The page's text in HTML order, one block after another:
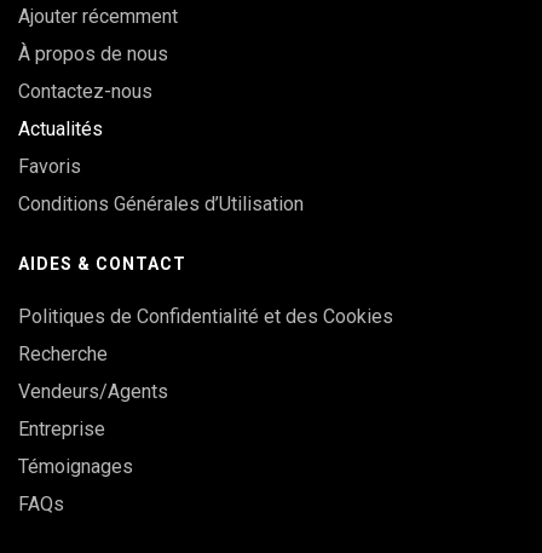
Ajouter récemment
À propos de nous
Contactez-nous
Actualités
Favoris
Conditions Générales d’Utilisation
AIDES & CONTACT
Politiques de Confidentialité et des Cookies
Recherche
Vendeurs/Agents
Entreprise
Témoignages
FAQs